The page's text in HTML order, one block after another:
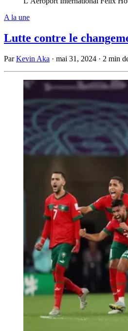
A la une
Lutte contre le
ParKevin Aka · mai 31, 2024 · 2 min